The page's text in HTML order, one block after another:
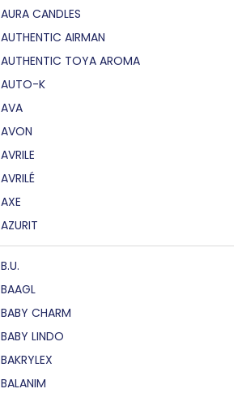
AURA CANDLES
AUTHENTIC AIRMAN
AUTHENTIC TOYA AROMA
AUTO-K
AVA
AVON
AVRILE
AVRILÉ
AXE
AZURIT
B.U.
BAAGL
BABY CHARM
BABY LINDO
BAKRYLEX
BALANIM